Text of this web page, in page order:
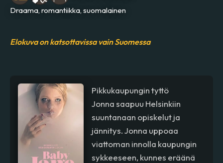
Draama, romantiikka, suomalainen
Elokuva on katsottavissa vain Suomessa
Pikkukaupungin tyttö
Jonna saapuu Helsinkiin
suuntanaan opiskelut ja
jännitys. Jonna uppoaa
viattoman innolla kaupungin
sykkeeseen, kunnes eräänä